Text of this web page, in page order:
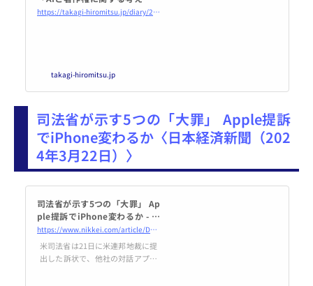
ついて（素案）」パブコメ結果
https://takagi-hiromitsu.jp/diary/20240323.html
takagi-hiromitsu.jp
司法省が示す5つの「大罪」 Apple提訴
でiPhone変わるか〈日本経済新聞（202
4年3月22日）〉
司法省が示す5つの「大罪」 Ap
ple提訴でiPhone変わるか - 日
本経済新聞
https://www.nikkei.com/article/DGXZQOGN22A8T0S4A320C2000000/
米司法省は21日に米連邦地裁に提
出した訴状で、他社の対話アプリ